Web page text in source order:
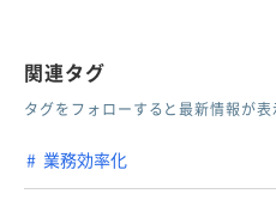
関連タグ
タグをフォローすると最新情報が
業務効率化